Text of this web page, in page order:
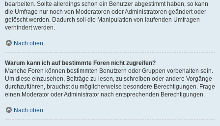
bearbeiten. Sollte allerdings schon ein Benutzer abgestimmt haben, so kann
die Umfrage nur noch von Moderatoren oder Administratoren geändert oder
gelöscht werden. Dadurch soll die Manipulation von laufenden Umfragen
verhindert werden.
Nach oben
Warum kann ich auf bestimmte Foren nicht zugreifen?
Manche Foren können bestimmten Benutzern oder Gruppen vorbehalten sein.
Um diese einzusehen, Beiträge zu lesen, zu schreiben oder andere Vorgänge
durchzuführen, brauchst du möglicherweise besondere Berechtigungen. Frage
einen Moderator oder Administrator nach entsprechenden Berechtigungen.
Nach oben